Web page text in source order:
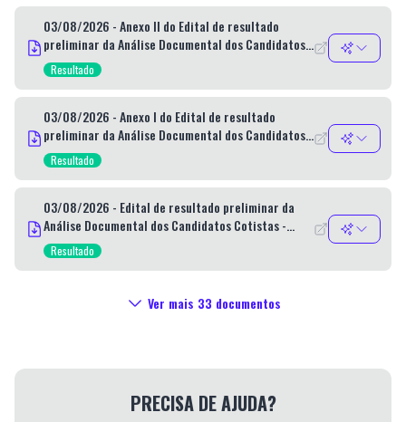
03/08/2026 - Anexo II do Edital de resultado
preliminar da Análise Documental dos Candidatos
Cotistas - Pessoas Com Deficiência (PcD) e
Hipossuficientes - Processo Seletivo Simplificado
nº 010/2026
Resultado
03/08/2026 - Anexo I do Edital de resultado
preliminar da Análise Documental dos Candidatos
Cotistas - Pessoas Com Deficiência (PcD) e
Hipossuficientes - Processo Seletivo Simplificado
nº 010/2026
Resultado
03/08/2026 - Edital de resultado preliminar da
Análise Documental dos Candidatos Cotistas -
Pessoas Com Deficiência (PcD) e Hipossuficientes -
Processo Seletivo Simplificado nº 010/2026
Resultado
Ver mais 33 documentos
PRECISA DE AJUDA?